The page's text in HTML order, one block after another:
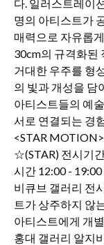
홍대 갤러리 알지